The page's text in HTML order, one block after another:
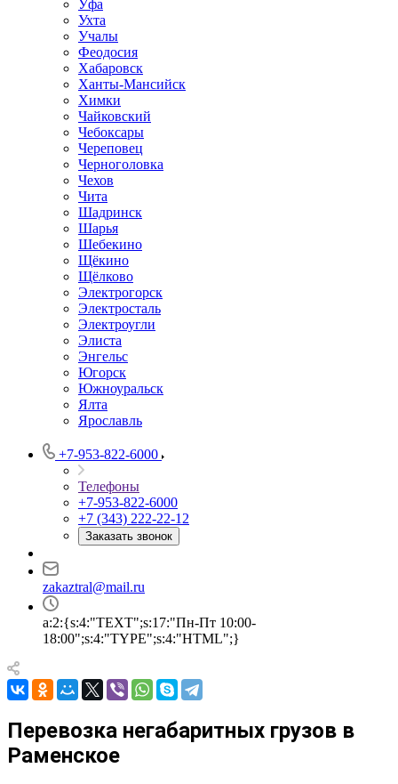
Уфа
Ухта
Учалы
Феодосия
Хабаровск
Ханты-Мансийск
Химки
Чайковский
Чебоксары
Череповец
Черноголовка
Чехов
Чита
Шадринск
Шарья
Шебекино
Щёкино
Щёлково
Электрогорск
Электросталь
Электроугли
Элиста
Энгельс
Югорск
Южноуральск
Ялта
Ярославль
+7-953-822-6000
Телефоны
+7-953-822-6000
+7 (343) 222-22-12
Заказать звонок
zakaztral@mail.ru
a:2:{s:4:"TEXT";s:17:"Пн-Пт 10:00-
18:00";s:4:"TYPE";s:4:"HTML";}
Перевозка негабаритных грузов в
Раменское